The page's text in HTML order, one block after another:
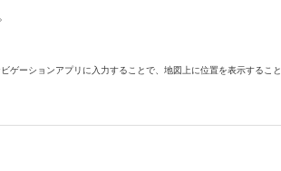
ーションアプリに入力することで、地図上に位置を表示すること